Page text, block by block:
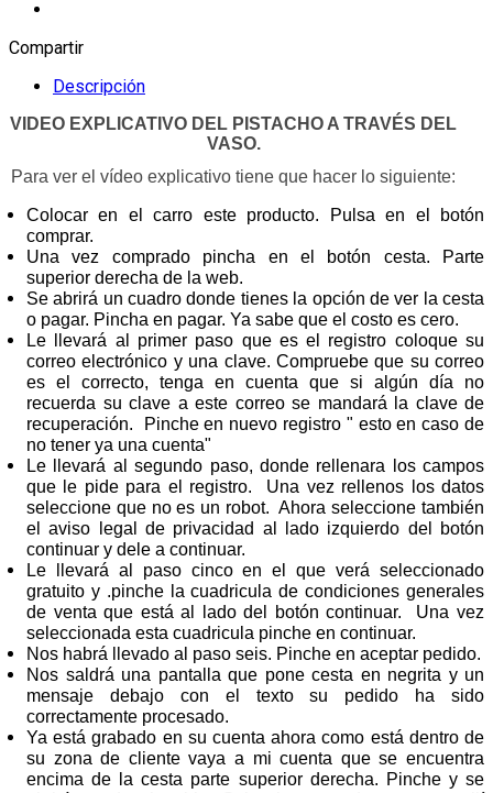
Compartir
Descripción
VIDEO EXPLICATIVO DEL PISTACHO A TRAVÉS DEL
VASO.
Para ver el vídeo explicativo tiene que hacer lo siguiente:
Colocar en el carro este producto. Pulsa en el botón
comprar.
Una vez comprado pincha en el botón cesta. Parte
superior derecha de la web.
Se abrirá un cuadro donde tienes la opción de ver la cesta
o pagar. Pincha en pagar. Ya sabe que el costo es cero.
Le llevará al primer paso que es el registro coloque su
correo electrónico y una clave. Compruebe que su correo
es el correcto, tenga en cuenta que si algún día no
recuerda su clave a este correo se mandará la clave de
recuperación. Pinche en nuevo registro " esto en caso de
no tener ya una cuenta"
Le llevará al segundo paso, donde rellenara los campos
que le pide para el registro. Una vez rellenos los datos
seleccione que no es un robot. Ahora seleccione también
el aviso legal de privacidad al lado izquierdo del botón
continuar y dele a continuar.
Le llevará al paso cinco en el que verá seleccionado
gratuito y .pinche la cuadricula de condiciones generales
de venta que está al lado del botón continuar. Una vez
seleccionada esta cuadricula pinche en continuar.
Nos habrá llevado al paso seis. Pinche en aceptar pedido.
Nos saldrá una pantalla que pone cesta en negrita y un
mensaje debajo con el texto su pedido ha sido
correctamente procesado.
Ya está grabado en su cuenta ahora como está dentro de
su zona de cliente vaya a mi cuenta que se encuentra
encima de la cesta parte superior derecha. Pinche y se